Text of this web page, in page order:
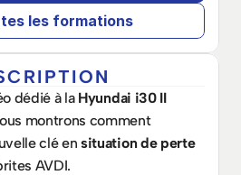
les formations
dédié à la Hyundai i30 II
montrons comment
clé en situation de perte
AVDI.